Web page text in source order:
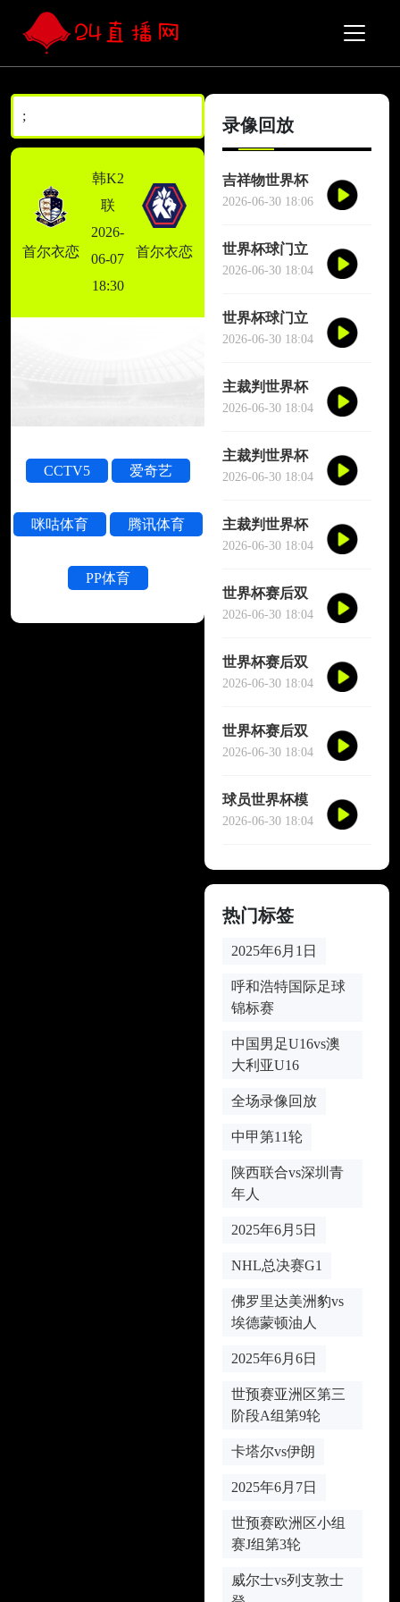
;
首尔衣恋
韩K2
联
2026-
06-07
18:30
首尔衣恋
CCTV5 爱奇艺
咪咕体育 腾讯体育
PP体育
录像回放
吉祥物世界杯
场边跳舞干扰
2026-06-30 18:06
世界杯球门立
柱三次救险
2026-06-30 18:04
世界杯球门立
柱三次救险
2026-06-30 18:04
主裁判世界杯
被撞晕短暂失
2026-06-30 18:04
主裁判世界杯
被撞晕短暂失
2026-06-30 18:04
主裁判世界杯
被撞晕短暂失
2026-06-30 18:04
世界杯赛后双
方球员大规模
2026-06-30 18:04
世界杯赛后双
方球员大规模
2026-06-30 18:04
世界杯赛后双
方球员大规模
2026-06-30 18:04
球员世界杯模
仿哈兰德冥想
2026-06-30 18:04
热门标签
2025年6月1日
呼和浩特国际足球
锦标赛
中国男足U16vs澳
大利亚U16
全场录像回放
中甲第11轮
陕西联合vs深圳青
年人
2025年6月5日
NHL总决赛G1
佛罗里达美洲豹vs
埃德蒙顿油人
2025年6月6日
世预赛亚洲区第三
阶段A组第9轮
卡塔尔vs伊朗
2025年6月7日
世预赛欧洲区小组
赛J组第3轮
威尔士vs列支敦士